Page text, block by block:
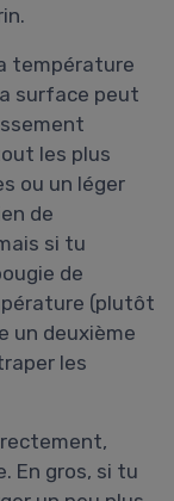
température
surface peut
les plus
ou un léger
de
si tu
de
(plutôt
un deuxième
les
En gros, si tu